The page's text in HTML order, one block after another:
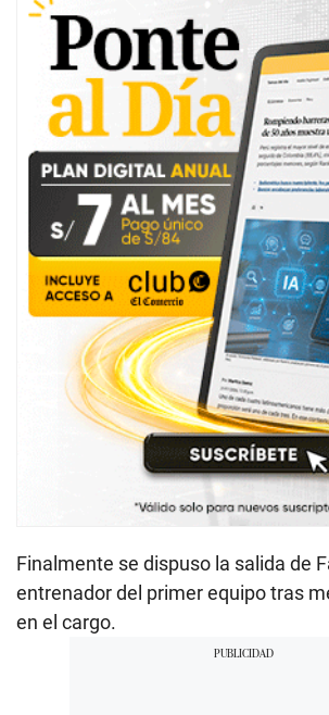
Finalmente se dispuso la salida de
entrenador del primer equipo tras
en el cargo.